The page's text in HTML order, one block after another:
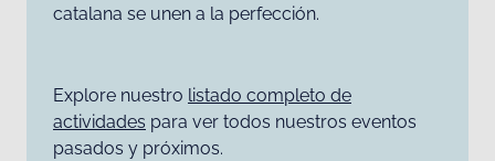
catalana se unen a la perfección.
Explore nuestro listado completo de
actividades para ver todos nuestros eventos
pasados ​​y próximos.